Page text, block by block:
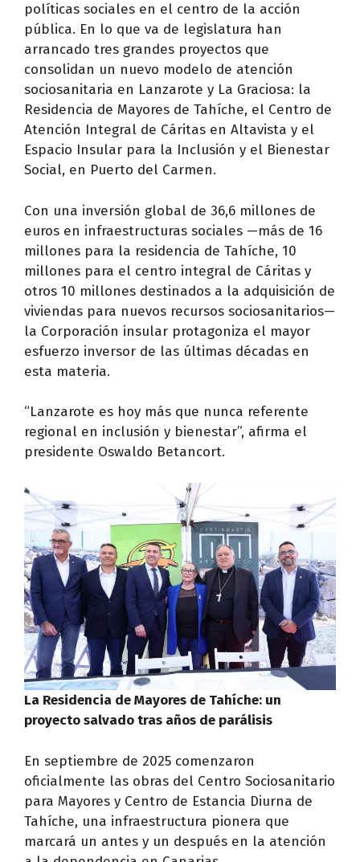
políticas sociales en el centro de la acción
pública. En lo que va de legislatura han
arrancado tres grandes proyectos que
consolidan un nuevo modelo de atención
sociosanitaria en Lanzarote y La Graciosa: la
Residencia de Mayores de Tahíche, el Centro de
Atención Integral de Cáritas en Altavista y el
Espacio Insular para la Inclusión y el Bienestar
Social, en Puerto del Carmen.
Con una inversión global de 36,6 millones de
euros en infraestructuras sociales —más de 16
millones para la residencia de Tahíche, 10
millones para el centro integral de Cáritas y
otros 10 millones destinados a la adquisición de
viviendas para nuevos recursos sociosanitarios—
la Corporación insular protagoniza el mayor
esfuerzo inversor de las últimas décadas en
esta materia.
“Lanzarote es hoy más que nunca referente
regional en inclusión y bienestar”, afirma el
presidente Oswaldo Betancort.
La Residencia de Mayores de Tahíche: un
proyecto salvado tras años de parálisis
En septiembre de 2025 comenzaron
oficialmente las obras del Centro Sociosanitario
para Mayores y Centro de Estancia Diurna de
Tahíche, una infraestructura pionera que
marcará un antes y un después en la atención